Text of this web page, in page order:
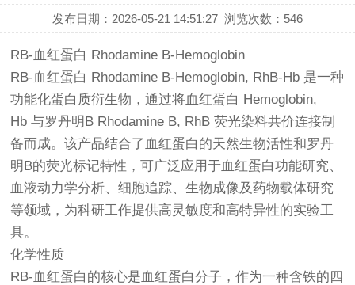
发布日期：2026-05-21 14:51:27 浏览次数： 546
RB-血红蛋白 Rhodamine B-Hemoglobin
RB-血红蛋白 Rhodamine B-Hemoglobin, RhB-Hb 是一种
功能化蛋白质衍生物，通过将血红蛋白 Hemoglobin,
Hb 与罗丹明B Rhodamine B, RhB 荧光染料共价连接制
备而成。该产品结合了血红蛋白的天然生物活性和罗丹
明B的荧光标记特性，可广泛应用于血红蛋白功能研究、
血液动力学分析、细胞追踪、生物成像及药物载体研究
等领域，为科研工作提供高灵敏度和高特异性的实验工
具。
化学性质
RB-血红蛋白的核心是血红蛋白分子，作为一种含铁的四